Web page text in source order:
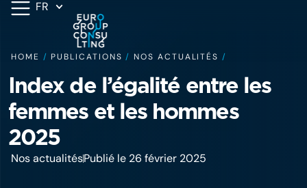
FR
HOME / PUBLICATIONS /NOS ACTUALITÉS /
Index de l’égalité entre les
femmes et les hommes
2025
Nos actualitésPublié le 26 février 2025